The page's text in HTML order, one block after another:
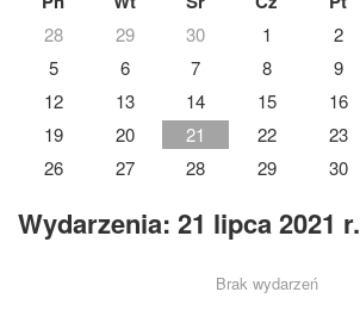
28 29 30 1 2
5
6 7 8 9
12
13 14 15 16
19
20 21 22 23
26
27 28 29 30
Wydarzenia: 21 lipca 2021 r.
Brak wydarzeń